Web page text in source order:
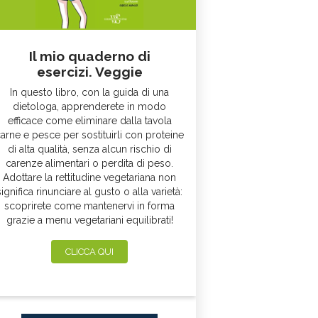
Il mio quaderno di
esercizi. Veggie
In questo libro, con la guida di una
dietologa, apprenderete in modo
efficace come eliminare dalla tavola
e pesce per sostituirli con proteine
di alta qualità, senza alcun rischio di
carenze alimentari o perdita di peso.
Adottare la rettitudine vegetariana non
rinunciare al gusto o alla varietà:
scoprirete come mantenervi in forma
grazie a menu vegetariani equilibrati!
CLICCA QUI